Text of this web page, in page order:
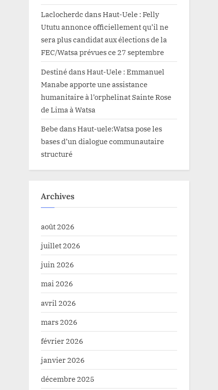
Laclocherdc dansHaut-Uele : Felly
Ututu annonce officiellement qu’il ne
sera plus candidat aux élections de la
FEC/Watsa prévues ce 27 septembre
DestinédansHaut-Uele : Emmanuel
Manabe apporte une assistance
humanitaire à l’orphelinat Sainte Rose
de Lima à Watsa
BebedansHaut-uele:Watsa pose les
bases d’un dialogue communautaire
structuré
Archives
août 2026
juillet 2026
juin 2026
mai 2026
avril 2026
mars 2026
février 2026
janvier 2026
décembre 2025